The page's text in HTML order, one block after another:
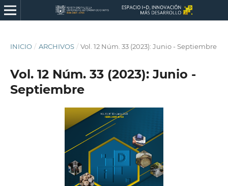
INICIO / ARCHIVOS / Vol. 12 Núm. 33 (2023): Junio - Septiembre
Vol. 12 Núm. 33 (2023): Junio -
Septiembre